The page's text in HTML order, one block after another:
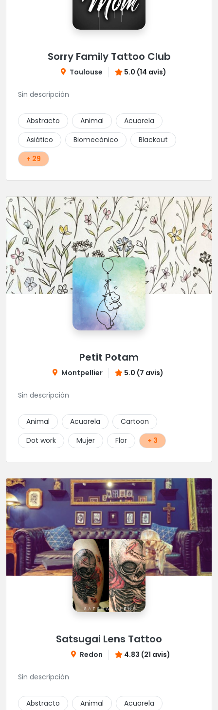
Sorry Family Tattoo Club
Toulouse 5.0 (14 avis)
Sin descripción
Abstracto Animal
Acuarela
Asiático
Biomecánico
Blackout
+ 29
Petit Potam
Montpellier 5.0 (7 avis)
Sin descripción
Animal Acuarela
Cartoon
Dot work
Mujer Flor + 3
Satsugai Lens Tattoo
Redon 4.83 (21 avis)
Sin descripción
Abstracto Animal
Acuarela